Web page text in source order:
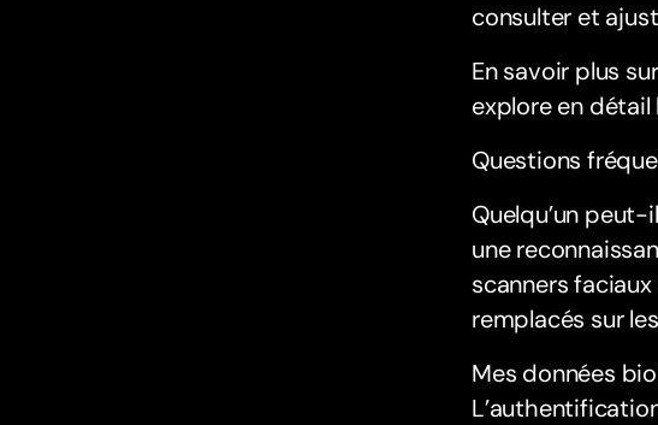
consulter et
En savoir plus
explore en
Questions
Quelqu’un
une
scanners
remplacés sur
Mes données